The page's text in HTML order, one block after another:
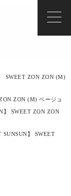
SWEET ZON ZON (M)
ZON (M) ベージュ
】 SWEET ZON ZON
SUNSUN】 SWEET